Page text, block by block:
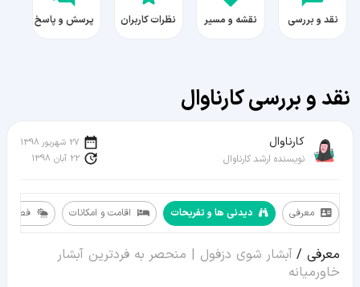
نقد و بررسی نقشه و مسیر نظرات کاربران پرسش و پاسخ
نقد و بررسی کارناوال
کارناوال
نویسنده ارشد کارناوال
27 شهریور 1398
22 آبان 1398
معرفی دیدنی ها و تفریحات اقامت و امکانات
فصل
دیدنی
ها
معرفی / آبشار شوی دزفول | منحصر به فردترین آبشار
خاورمیانه